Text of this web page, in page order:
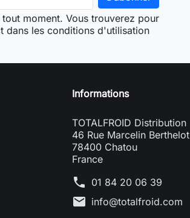
moment. Vous trouverez pour
dans les conditions d'utilisation
Informations
TOTALFROID Distribution
46 Rue Marcelin Berthelot
78400 Chatou
France
phone 01 84 20 06 39
mail info@totalfroid.com